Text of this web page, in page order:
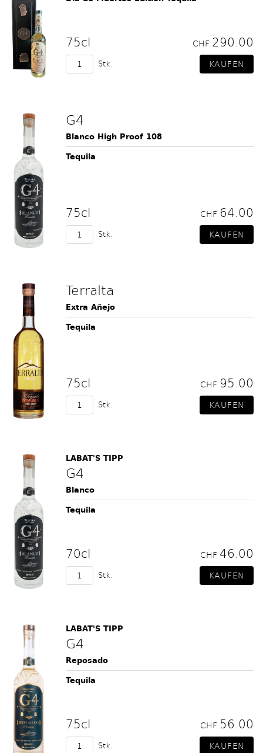
75cl CHF 290.00
Stk.
G4
Blanco High Proof 108
Tequila
75cl CHF 64.00
Stk.
Terralta
Extra Añejo
Tequila
75cl CHF 95.00
Stk.
LABAT'S TIPP
G4
Blanco
Tequila
70cl CHF 46.00
Stk.
LABAT'S TIPP
G4
Reposado
Tequila
75cl CHF 56.00
Stk.